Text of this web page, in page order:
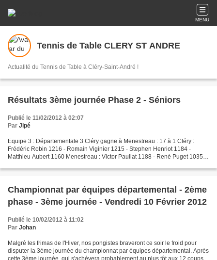
MENU
Tennis de Table CLERY ST ANDRE
Actualité du Tennis de Table à Cléry-Saint-André !
Résultats 3ème journée Phase 2 - Séniors
Publié le 11/02/2012 à 02:07
Par Jipé
Equipe 3 : Départementale 3 Cléry gagne à Menestreau : 17 à 1 Cléry :
Frédéric Robin 1216 - Romain Viginier 1215 - Stephen Henriot 1184 -
Matthieu Aubert 1160 Menestreau : Victor Pauliat 1188 - René Puget 1035 -
Championnat par équipes départemental - 2ème
phase - 3ème journée - Vendredi 10 Février 2012
Publié le 10/02/2012 à 11:02
Par Johan
Malgré les frimas de l'Hiver, nos pongistes braveront ce soir le froid pour
disputer la 3ème journée du championnat par équipes départemental. Après
cette 3ème journée, qui s'achèvera probablement au plus tôt aux 12 coups